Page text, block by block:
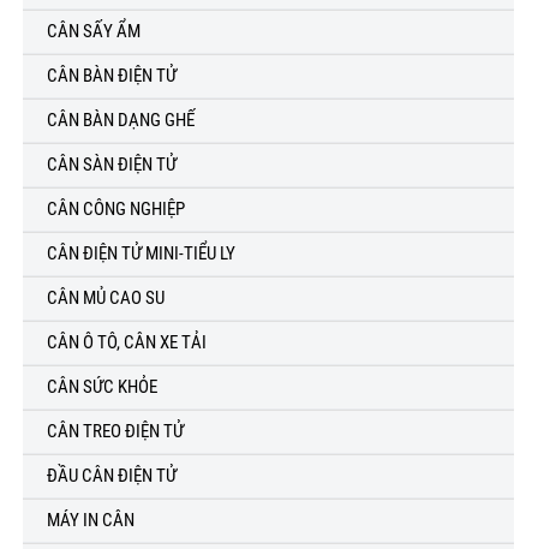
CÂN SẤY ẨM
CÂN BÀN ĐIỆN TỬ
CÂN BÀN DẠNG GHẾ
CÂN SÀN ĐIỆN TỬ
CÂN CÔNG NGHIỆP
CÂN ĐIỆN TỬ MINI-TIỂU LY
CÂN MỦ CAO SU
CÂN Ô TÔ, CÂN XE TẢI
CÂN SỨC KHỎE
CÂN TREO ĐIỆN TỬ
ĐẦU CÂN ĐIỆN TỬ
MÁY IN CÂN